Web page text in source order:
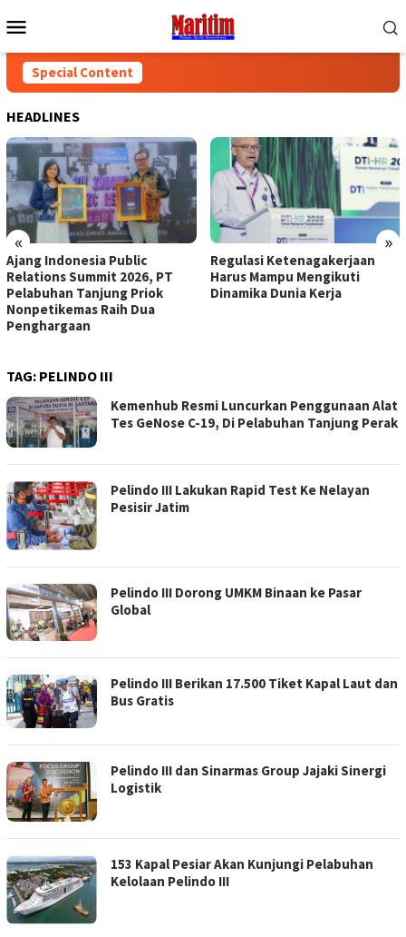
to
Menu
Special Content
HEADLINES
« »
Ajang Indonesia Public
Relations Summit 2026, PT
Pelabuhan Tanjung Priok
Nonpetikemas Raih Dua
Penghargaan
Regulasi Ketenagakerjaan
Harus Mampu Mengikuti
Dinamika Dunia Kerja
TAG: PELINDO III
Kemenhub Resmi Luncurkan Penggunaan Alat
Tes GeNose C-19, Di Pelabuhan Tanjung Perak
Pelindo III Lakukan Rapid Test Ke Nelayan
Pesisir Jatim
Pelindo III Dorong UMKM Binaan ke Pasar
Global
Pelindo III Berikan 17.500 Tiket Kapal Laut dan
Bus Gratis
Pelindo III dan Sinarmas Group Jajaki Sinergi
Logistik
153 Kapal Pesiar Akan Kunjungi Pelabuhan
Kelolaan Pelindo III